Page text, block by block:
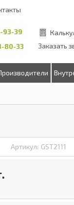
93-39
80-33
Заказать
Артикул: GST2111